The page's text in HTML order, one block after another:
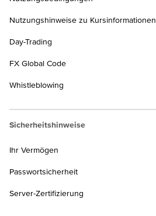
Nutzungshinweise zu Kursinformationen
Day-Trading
FX Global Code
Whistleblowing
Sicherheitshinweise
Ihr Vermögen
Passwortsicherheit
Server-Zertifizierung